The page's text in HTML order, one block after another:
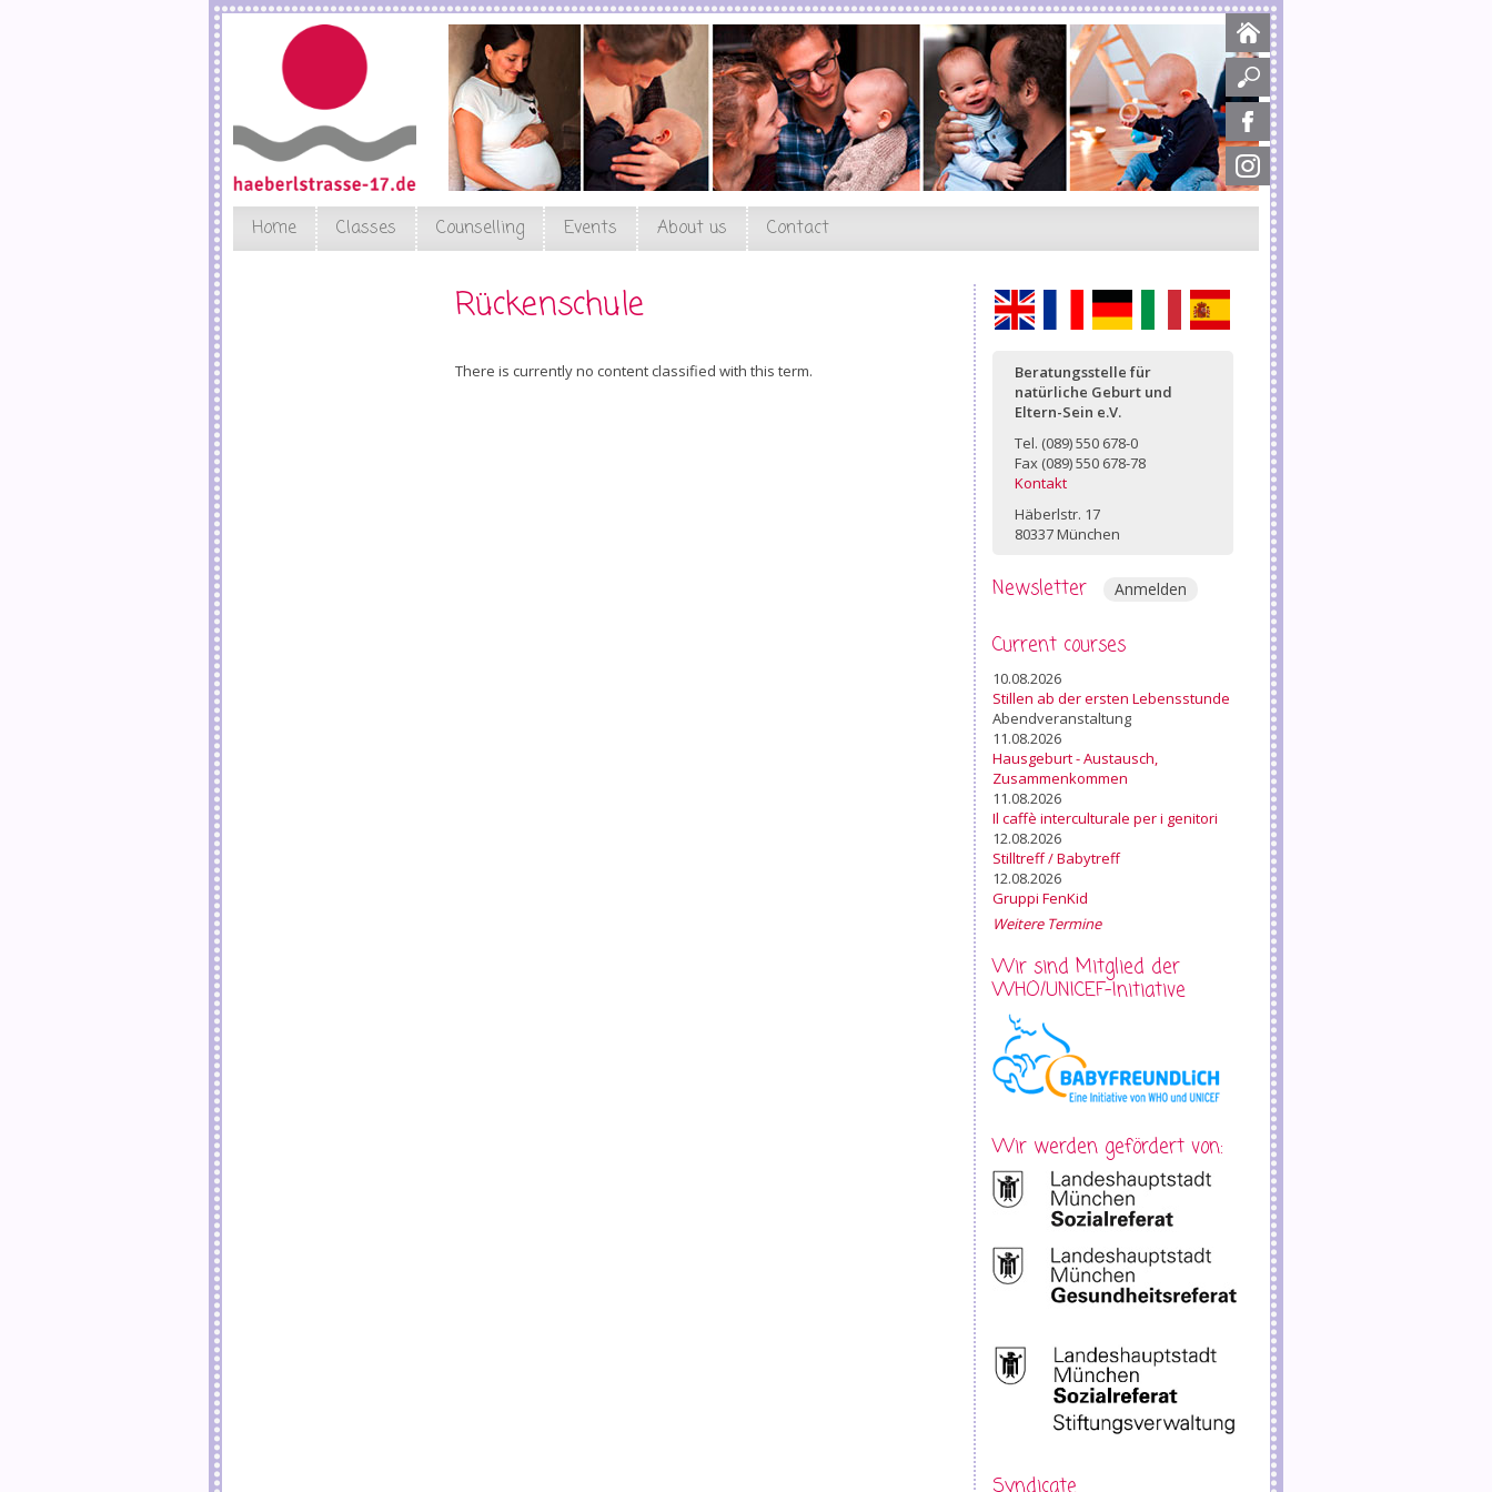
Home Classes Counselling Events About us Contact
Rückenschule
There is currently no content classified with this term.
English FrançaisDeutsch ItalianoEspañol
Beratungsstelle für
natürliche Geburt und
Eltern-Sein e.V.
Tel. (089) 550 678-0
Fax (089) 550 678-78
Kontakt
Häberlstr. 17
80337 München
Newsletter Anmelden
Current courses
10.08.2026
Stillen ab der ersten Lebensstunde
Abendveranstaltung
11.08.2026
Hausgeburt - Austausch,
Zusammenkommen
11.08.2026
Il caffè interculturale per i genitori
12.08.2026
Stilltreff / Babytreff
12.08.2026
Gruppi FenKid
Weitere Termine
Wir sind Mitglied der
WHO/UNICEF-Initiative
Wir werden gefördert von: